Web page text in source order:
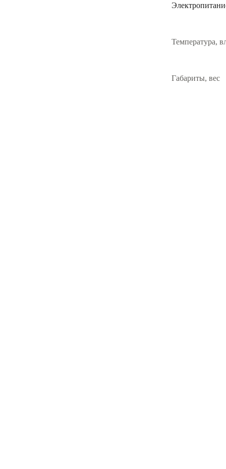
Температура,
Габариты, вес